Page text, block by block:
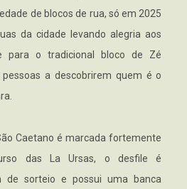
de blocos de rua, só em 2025
da cidade levando alegria aos
para o tradicional bloco de Zé
a descobrirem quem é o
Caetano é marcada fortemente
das La Ursas, o desfile é
de sorteio e possui uma banca